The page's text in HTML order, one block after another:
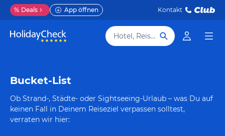
% Deals App öffnen Kontakt
Hotel, Reiseziel
Bucket-List
Ob Strand-, Städte- oder Sightseeing-Urlaub – was Du auf
keinen Fall in Deinem Reiseziel verpassen solltest,
verraten wir hier: